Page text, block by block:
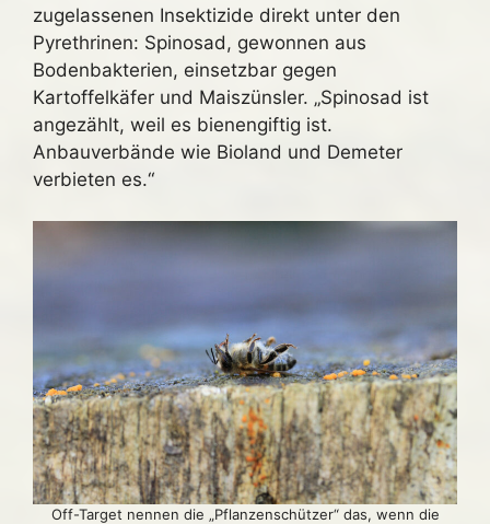
zugelassenen Insektizide direkt unter den
Pyrethrinen: Spinosad, gewonnen aus
Bodenbakterien, einsetzbar gegen
Kartoffelkäfer und Maiszünsler. „Spinosad ist
angezählt, weil es bienengiftig ist.
Anbauverbände wie Bioland und Demeter
verbieten es.“
Off-Target nennen die „Pflanzenschützer“ das, wenn die